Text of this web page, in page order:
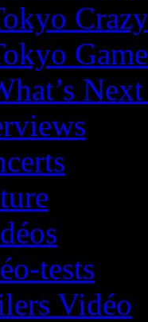
tests
Vidéo